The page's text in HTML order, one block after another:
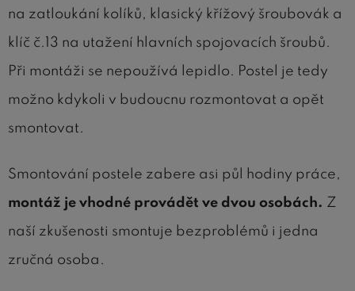
na zatloukání kolíků, klasický křížový šroubovák a
klíč č.13 na utažení hlavních spojovacích šroubů.
Při montáži se nepoužívá lepidlo. Postel je tedy
možno kdykoli v budoucnu rozmontovat a opět
smontovat.
Smontování postele zabere asi půl hodiny práce,
montáž je vhodné provádět ve dvou osobách. Z
naší zkušenosti smontuje bezproblémů i jedna
zručná osoba.